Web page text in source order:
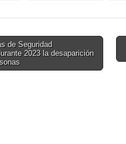
de
de Seguridad
2023 la desaparición